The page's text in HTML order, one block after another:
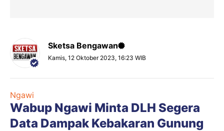
Sketsa Bengawan
Kamis, 12 Oktober 2023, 16:23 WIB
Ngawi
Wabup Ngawi Minta DLH Segera
Data Dampak Kebakaran Gunung